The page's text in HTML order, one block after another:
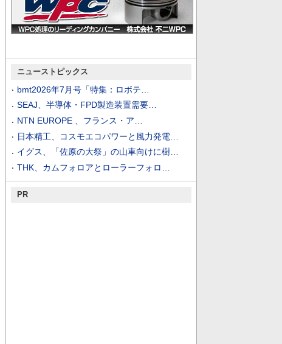
ニューストピックス
bmt2026年7月号「特集：ロボテ…
SEAJ、半導体・FPD製造装置需要…
NTN EUROPE 、フランス・ア…
日本精工、コスモエコパワーと風力発電…
イグス、「佐原の大祭」の山車向けに樹…
THK、カムフォロアとローラーフォロ…
PR